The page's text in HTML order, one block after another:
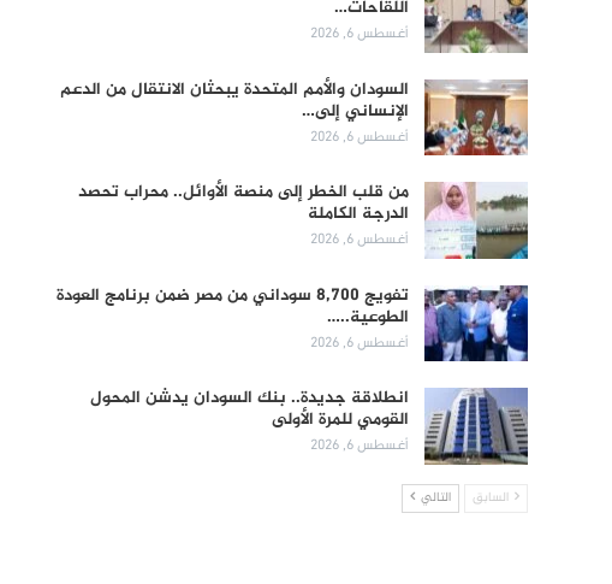
اللقاحات…
أغسطس 6, 2026
السودان والأمم المتحدة يبحثان الانتقال من الدعم
الإنساني إلى…
أغسطس 6, 2026
من قلب الخطر إلى منصة الأوائل.. محراب تحصد
الدرجة الكاملة
أغسطس 6, 2026
تفويج 8,700 سوداني من مصر ضمن برنامج العودة
الطوعية..…
أغسطس 6, 2026
انطلاقة جديدة.. بنك السودان يدشن المحول
القومي للمرة الأولى
أغسطس 6, 2026
السابق التالي